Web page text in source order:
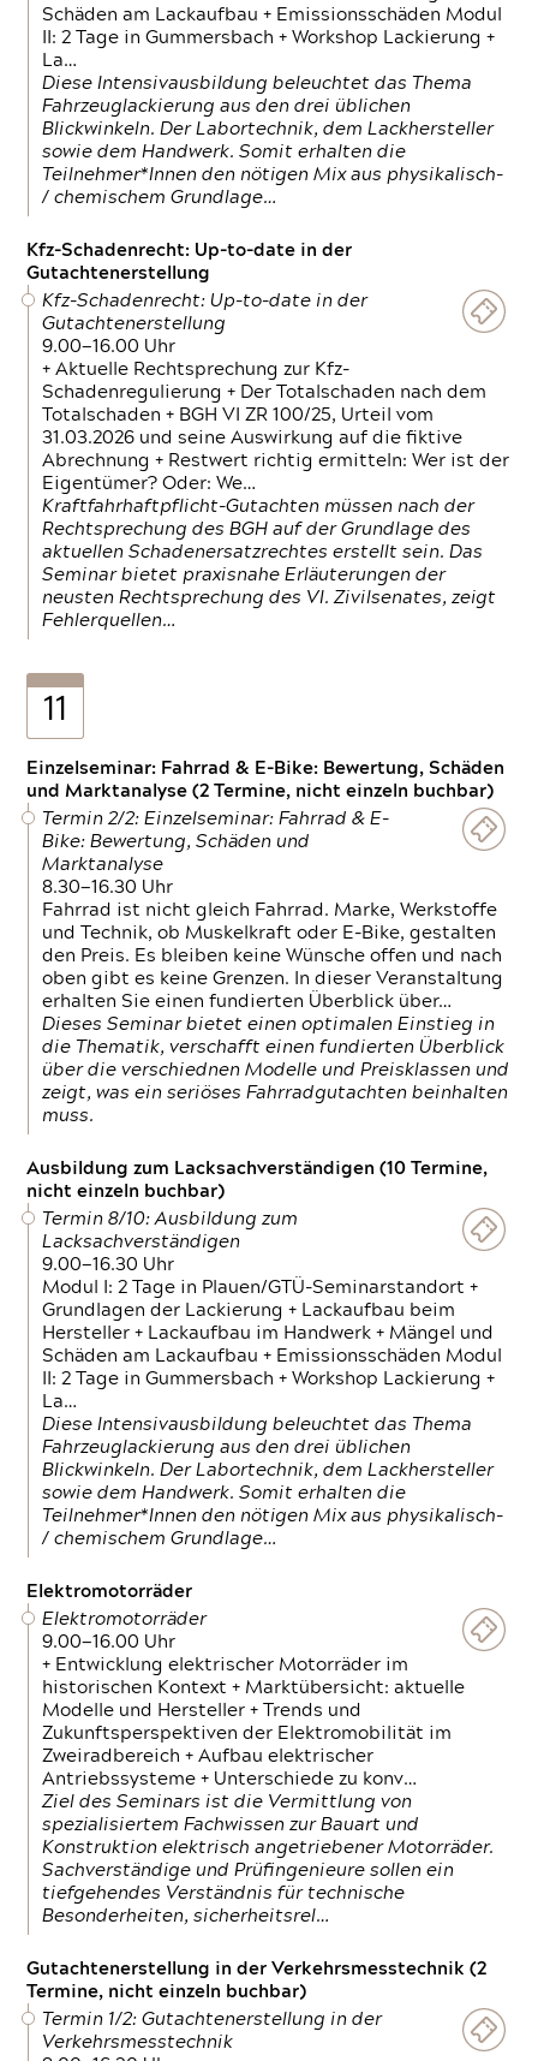
Schäden am Lackaufbau + Emissionsschäden Modul
II: 2 Tage in Gummersbach + Workshop Lackierung +
La…
Diese Intensivausbildung beleuchtet das Thema
Fahrzeuglackierung aus den drei üblichen
Blickwinkeln. Der Labortechnik, dem Lackhersteller
sowie dem Handwerk. Somit erhalten die
Teilnehmer*Innen den nötigen Mix aus physikalisch-
/ chemischem Grundlage…
Kfz-Schadenrecht: Up-to-date in der
Gutachtenerstellung
Kfz-Schadenrecht: Up-to-date in der
Gutachtenerstellung
9.00—16.00 Uhr
+ Aktuelle Rechtsprechung zur Kfz-
Schadenregulierung + Der Totalschaden nach dem
Totalschaden + BGH VI ZR 100/25, Urteil vom
31.03.2026 und seine Auswirkung auf die fiktive
Abrechnung + Restwert richtig ermitteln: Wer ist der
Eigentümer? Oder: We…
Kraftfahrhaftpflicht-Gutachten müssen nach der
Rechtsprechung des BGH auf der Grundlage des
aktuellen Schadenersatzrechtes erstellt sein. Das
Seminar bietet praxisnahe Erläuterungen der
neusten Rechtsprechung des VI. Zivilsenates, zeigt
Fehlerquellen…
11
Einzelseminar: Fahrrad & E-Bike: Bewertung, Schäden
und Marktanalyse (2 Termine, nicht einzeln buchbar)
Termin 2/2: Einzelseminar: Fahrrad & E-
Bike: Bewertung, Schäden und
Marktanalyse
8.30—16.30 Uhr
Fahrrad ist nicht gleich Fahrrad. Marke, Werkstoffe
und Technik, ob Muskelkraft oder E-Bike, gestalten
den Preis. Es bleiben keine Wünsche offen und nach
oben gibt es keine Grenzen. In dieser Veranstaltung
erhalten Sie einen fundierten Überblick über…
Dieses Seminar bietet einen optimalen Einstieg in
die Thematik, verschafft einen fundierten Überblick
über die verschiednen Modelle und Preisklassen und
zeigt, was ein seriöses Fahrradgutachten beinhalten
muss.
Ausbildung zum Lacksachverständigen (10 Termine,
nicht einzeln buchbar)
Termin 8/10: Ausbildung zum
Lacksachverständigen
9.00—16.30 Uhr
Modul I: 2 Tage in Plauen/GTÜ-Seminarstandort +
Grundlagen der Lackierung + Lackaufbau beim
Hersteller + Lackaufbau im Handwerk + Mängel und
Schäden am Lackaufbau + Emissionsschäden Modul
II: 2 Tage in Gummersbach + Workshop Lackierung +
La…
Diese Intensivausbildung beleuchtet das Thema
Fahrzeuglackierung aus den drei üblichen
Blickwinkeln. Der Labortechnik, dem Lackhersteller
sowie dem Handwerk. Somit erhalten die
Teilnehmer*Innen den nötigen Mix aus physikalisch-
/ chemischem Grundlage…
Elektromotorräder
Elektromotorräder
9.00—16.00 Uhr
+ Entwicklung elektrischer Motorräder im
historischen Kontext + Marktübersicht: aktuelle
Modelle und Hersteller + Trends und
Zukunftsperspektiven der Elektromobilität im
Zweiradbereich + Aufbau elektrischer
Antriebssysteme + Unterschiede zu konv…
Ziel des Seminars ist die Vermittlung von
spezialisiertem Fachwissen zur Bauart und
Konstruktion elektrisch angetriebener Motorräder.
Sachverständige und Prüfingenieure sollen ein
tiefgehendes Verständnis für technische
Besonderheiten, sicherheitsrel…
Gutachtenerstellung in der Verkehrsmesstechnik (2
Termine, nicht einzeln buchbar)
Termin 1/2: Gutachtenerstellung in der
Verkehrsmesstechnik